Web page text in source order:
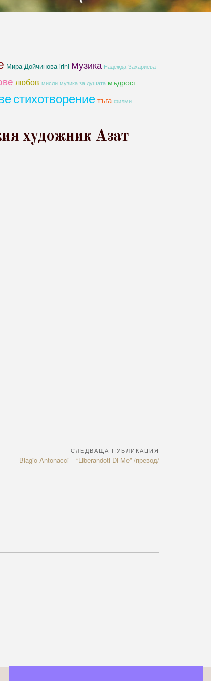
Мира Дойчинова irini Музика Надежда Захариева
любов мисли музика за душата мъдрост
стихотворениетъга филми
художник Азат
СЛЕДВАЩА ПУБЛИКАЦИЯ
Next
Biagio Antonacci – “Liberandoti Di Me” /превод/